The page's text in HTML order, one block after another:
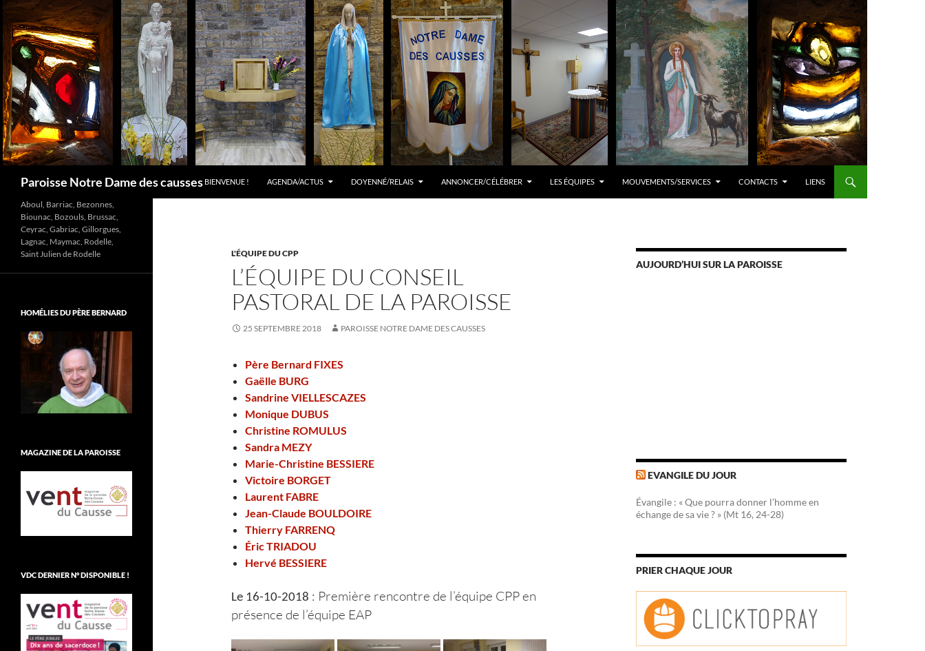
Aller
au
contenu
Paroisse Notre Dame des causses BIENVENUE ! AGENDA/ACTUS DOYENNÉ/RELAIS ANNONCER/CÉLÉBRER LES ÉQUIPES MOUVEMENTS/SERVICES CONTACTS LIENS
L'ÉQUIPE DU CPP
L’ÉQUIPE DU CONSEIL
PASTORAL DE LA PAROISSE
25 SEPTEMBRE 2018 PAROISSE NOTRE DAME DES CAUSSES
Père Bernard FIXES
Gaëlle BURG
Sandrine VIELLESCAZES
Monique DUBUS
Christine ROMULUS
Sandra MEZY
Marie-Christine BESSIERE
Victoire BORGET
Laurent FABRE
Jean-Claude BOULDOIRE
Thierry FARRENQ
Éric TRIADOU
Hervé BESSIERE
Le 16-10-2018 : Première rencontre de l’équipe CPP en
présence de l’équipe EAP
AUJOURD’HUI SUR LA PAROISSE
EVANGILE DU JOUR
Évangile : « Que pourra donner l’homme en
échange de sa vie ? » (Mt 16, 24-28)
PRIER CHAQUE JOUR
Aboul, Barriac, Bezonnes,
Biounac, Bozouls, Brussac,
Ceyrac, Gabriac, Gillorgues,
Lagnac, Maymac, Rodelle,
Saint Julien de Rodelle
HOMÉLIES DU PÈRE BERNARD
MAGAZINE DE LA PAROISSE
VDC DERNIER N° DISPONIBLE !